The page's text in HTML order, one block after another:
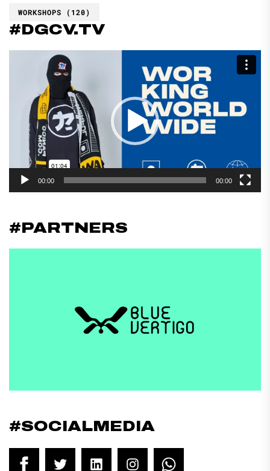
WORKSHOPS (120)
#DGCV.TV
Reproductor
00:00 00:00
#PARTNERS
#SOCIALMEDIA
FacebookTwitter LinkedInInstagram